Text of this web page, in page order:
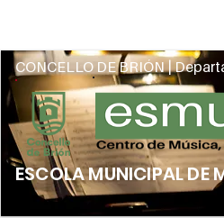
CONCELLO DE BRIÓN |
ESCOLA MUNICIPAL DE